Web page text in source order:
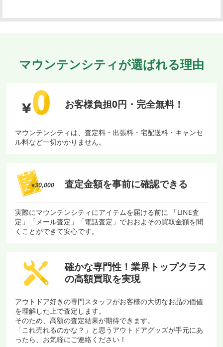
マウンテンシティが選ばれる理由
お客様負担0円・ 完全無料！
マウンテンシティは、査定料・出張料・宅配送料・キャンセ
ル料など一切かかりません。
査定金額を事前に確認できる
実際にマウンテンシティにアイテムを届ける前に 「LINE査
定」「メール査定」「電話査定」でおおよその買取金額を聞
くことができて安心です。
確かな専門性！ 業界トップクラス
の高額買取を実現
アウトドア好きの専門スタッフがお客様の大切なお品の価値
を理解した上で査定します。
そのため、高額の査定結果が期待できます。
「これ売れるのかな？」と思うアウトドアグッズが手元にあ
ったら、お気軽にご連絡ください！